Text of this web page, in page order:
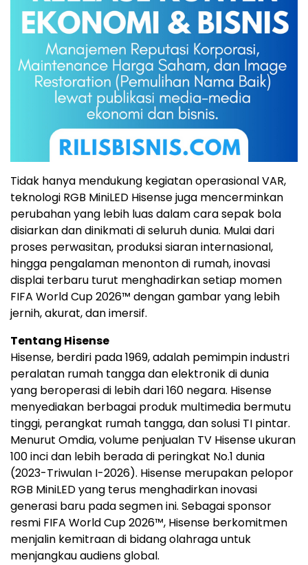
Tidak hanya mendukung kegiatan operasional VAR,
teknologi RGB MiniLED Hisense juga mencerminkan
perubahan yang lebih luas dalam cara sepak bola
disiarkan dan dinikmati di seluruh dunia. Mulai dari
proses perwasitan, produksi siaran internasional,
hingga pengalaman menonton di rumah, inovasi
displai terbaru turut menghadirkan setiap momen
FIFA World Cup 2026™ dengan gambar yang lebih
jernih, akurat, dan imersif.
Tentang Hisense
Hisense, berdiri pada 1969, adalah pemimpin industri
peralatan rumah tangga dan elektronik di dunia
yang beroperasi di lebih dari 160 negara. Hisense
menyediakan berbagai produk multimedia bermutu
tinggi, perangkat rumah tangga, dan solusi TI pintar.
Menurut Omdia, volume penjualan TV Hisense ukuran
100 inci dan lebih berada di peringkat No.1 dunia
(2023-Triwulan I-2026). Hisense merupakan pelopor
RGB MiniLED yang terus menghadirkan inovasi
generasi baru pada segmen ini. Sebagai sponsor
resmi FIFA World Cup 2026™, Hisense berkomitmen
menjalin kemitraan di bidang olahraga untuk
menjangkau audiens global.